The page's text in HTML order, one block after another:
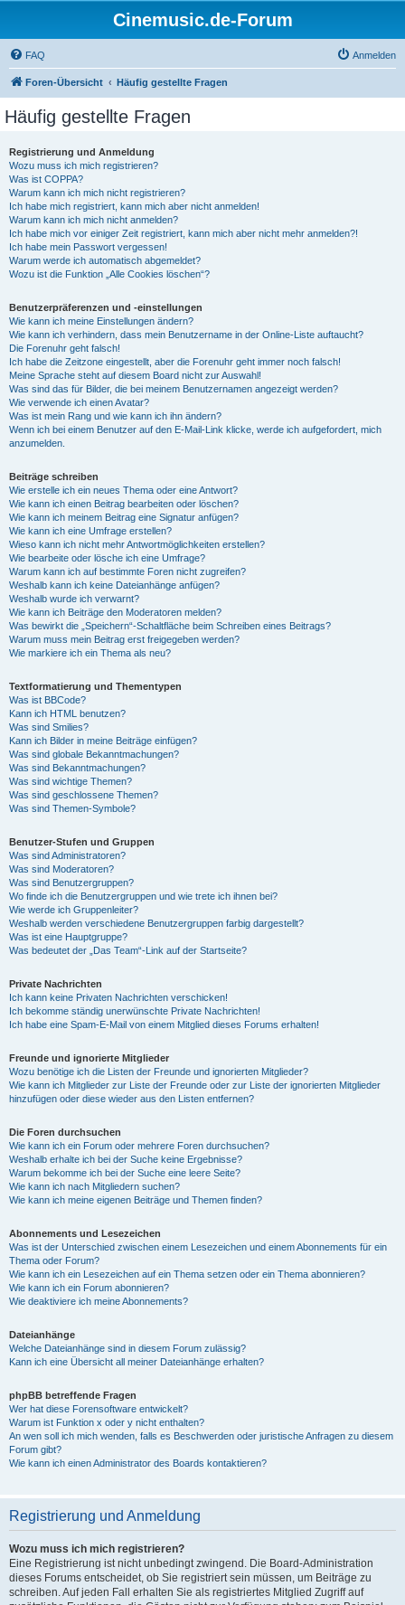
Cinemusic.de-Forum
FAQ Anmelden
Foren-Übersicht Häufig gestellte Fragen
Häufig gestellte Fragen
Registrierung und Anmeldung
Wozu muss ich mich registrieren?
Was ist COPPA?
Warum kann ich mich nicht registrieren?
Ich habe mich registriert, kann mich aber nicht anmelden!
Warum kann ich mich nicht anmelden?
Ich habe mich vor einiger Zeit registriert, kann mich aber nicht mehr anmelden?!
Ich habe mein Passwort vergessen!
Warum werde ich automatisch abgemeldet?
Wozu ist die Funktion „Alle Cookies löschen“?
Benutzerpräferenzen und -einstellungen
Wie kann ich meine Einstellungen ändern?
Wie kann ich verhindern, dass mein Benutzername in der Online-Liste auftaucht?
Die Forenuhr geht falsch!
Ich habe die Zeitzone eingestellt, aber die Forenuhr geht immer noch falsch!
Meine Sprache steht auf diesem Board nicht zur Auswahl!
Was sind das für Bilder, die bei meinem Benutzernamen angezeigt werden?
Wie verwende ich einen Avatar?
Was ist mein Rang und wie kann ich ihn ändern?
Wenn ich bei einem Benutzer auf den E-Mail-Link klicke, werde ich aufgefordert, mich
anzumelden.
Beiträge schreiben
Wie erstelle ich ein neues Thema oder eine Antwort?
Wie kann ich einen Beitrag bearbeiten oder löschen?
Wie kann ich meinem Beitrag eine Signatur anfügen?
Wie kann ich eine Umfrage erstellen?
Wieso kann ich nicht mehr Antwortmöglichkeiten erstellen?
Wie bearbeite oder lösche ich eine Umfrage?
Warum kann ich auf bestimmte Foren nicht zugreifen?
Weshalb kann ich keine Dateianhänge anfügen?
Weshalb wurde ich verwarnt?
Wie kann ich Beiträge den Moderatoren melden?
Was bewirkt die „Speichern“-Schaltfläche beim Schreiben eines Beitrags?
Warum muss mein Beitrag erst freigegeben werden?
Wie markiere ich ein Thema als neu?
Textformatierung und Thementypen
Was ist BBCode?
Kann ich HTML benutzen?
Was sind Smilies?
Kann ich Bilder in meine Beiträge einfügen?
Was sind globale Bekanntmachungen?
Was sind Bekanntmachungen?
Was sind wichtige Themen?
Was sind geschlossene Themen?
Was sind Themen-Symbole?
Benutzer-Stufen und Gruppen
Was sind Administratoren?
Was sind Moderatoren?
Was sind Benutzergruppen?
Wo finde ich die Benutzergruppen und wie trete ich ihnen bei?
Wie werde ich Gruppenleiter?
Weshalb werden verschiedene Benutzergruppen farbig dargestellt?
Was ist eine Hauptgruppe?
Was bedeutet der „Das Team“-Link auf der Startseite?
Private Nachrichten
Ich kann keine Privaten Nachrichten verschicken!
Ich bekomme ständig unerwünschte Private Nachrichten!
Ich habe eine Spam-E-Mail von einem Mitglied dieses Forums erhalten!
Freunde und ignorierte Mitglieder
Wozu benötige ich die Listen der Freunde und ignorierten Mitglieder?
Wie kann ich Mitglieder zur Liste der Freunde oder zur Liste der ignorierten Mitglieder
hinzufügen oder diese wieder aus den Listen entfernen?
Die Foren durchsuchen
Wie kann ich ein Forum oder mehrere Foren durchsuchen?
Weshalb erhalte ich bei der Suche keine Ergebnisse?
Warum bekomme ich bei der Suche eine leere Seite?
Wie kann ich nach Mitgliedern suchen?
Wie kann ich meine eigenen Beiträge und Themen finden?
Abonnements und Lesezeichen
Was ist der Unterschied zwischen einem Lesezeichen und einem Abonnements für ein
Thema oder Forum?
Wie kann ich ein Lesezeichen auf ein Thema setzen oder ein Thema abonnieren?
Wie kann ich ein Forum abonnieren?
Wie deaktiviere ich meine Abonnements?
Dateianhänge
Welche Dateianhänge sind in diesem Forum zulässig?
Kann ich eine Übersicht all meiner Dateianhänge erhalten?
phpBB betreffende Fragen
Wer hat diese Forensoftware entwickelt?
Warum ist Funktion x oder y nicht enthalten?
An wen soll ich mich wenden, falls es Beschwerden oder juristische Anfragen zu diesem
Forum gibt?
Wie kann ich einen Administrator des Boards kontaktieren?
Registrierung und Anmeldung
Wozu muss ich mich registrieren?
Eine Registrierung ist nicht unbedingt zwingend. Die Board-Administration
dieses Forums entscheidet, ob Sie registriert sein müssen, um Beiträge zu
schreiben. Auf jeden Fall erhalten Sie als registriertes Mitglied Zugriff auf